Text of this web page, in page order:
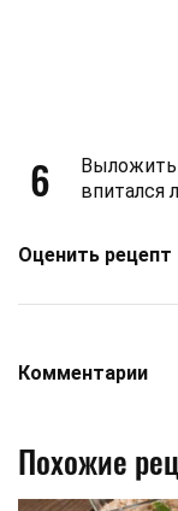
6
Выложить
впитался
Оценить рецепт
Комментарии
Похожие